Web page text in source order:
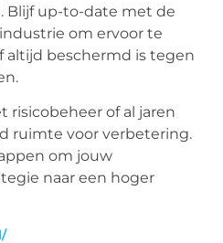
Blijf up-to-date met de
om ervoor te
altijd beschermd is tegen
risicobeheer of al jaren
ruimte voor verbetering.
om jouw
naar een hoger